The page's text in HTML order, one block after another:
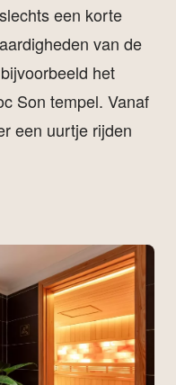
een korte
van de
het
Son tempel. Vanaf
een uurtje rijden